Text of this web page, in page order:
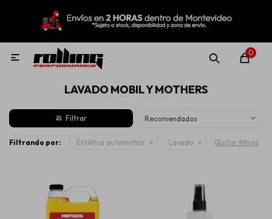
0

LAVADO MOBIL Y MOTHERS
Recomendados
Filtrando por: Estética automotriz Lavado Quitar filtros
MI CUENTA
Nuevo! Rolling Repuestos
Llantas
Lubricantes